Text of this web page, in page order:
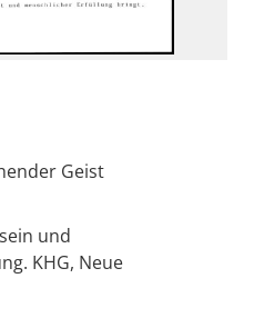
Geist
und
KHG, Neue